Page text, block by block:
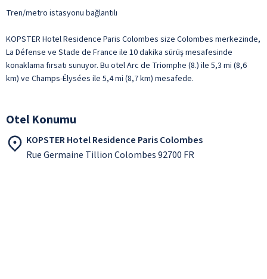
Tren/metro istasyonu bağlantılı
KOPSTER Hotel Residence Paris Colombes size Colombes merkezinde,
La Défense ve Stade de France ile 10 dakika sürüş mesafesinde
konaklama fırsatı sunuyor. Bu otel Arc de Triomphe (8.) ile 5,3 mi (8,6
km) ve Champs-Élysées ile 5,4 mi (8,7 km) mesafede.
Otel Konumu
KOPSTER Hotel Residence Paris Colombes
Rue Germaine Tillion Colombes 92700 FR